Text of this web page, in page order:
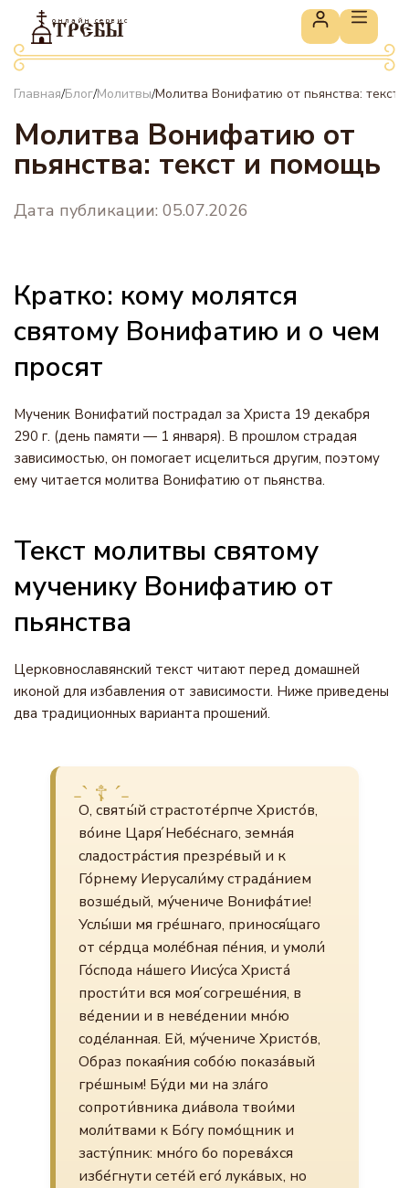
онлайн сервис
ТРЕБЫ
Главная/Блог/Молитвы/Молитва Вонифатию от пьянства: текст
Молитва Вонифатию от
пьянства: текст и помощь
Дата публикации: 05.07.2026
Кратко: кому молятся
святому Вонифатию и о чем
просят
Мученик Вонифатий пострадал за Христа 19 декабря
290 г. (день памяти — 1 января). В прошлом страдая
зависимостью, он помогает исцелиться другим, поэтому
ему читается молитва Вонифатию от пьянства.
Текст молитвы святому
мученику Вонифатию от
пьянства
Церковнославянский текст читают перед домашней
иконой для избавления от зависимости. Ниже приведены
два традиционных варианта прошений.
О, святы́й страстоте́рпче Христо́в,
во́ине Царя́ Небе́снаго, земна́я
сладостра́стия презре́вый и к
Го́рнему Иерусали́му страда́нием
возше́дый, му́чениче Вонифа́тие!
Услы́ши мя гре́шнаго, принося́щаго
от се́рдца моле́бная пе́ния, и умоли́
Го́спода на́шего Иису́са Христа́
прости́ти вся моя́ согреше́ния, в
ве́дении и в неве́дении мно́ю
соде́ланная. Ей, му́чениче Христо́в,
Образ покая́ния собо́ю показа́вый
гре́шным! Бу́ди ми на зла́го
сопроти́вника диа́вола твои́ми
моли́твами к Бо́гу помо́щник и
засту́пник: мно́го бо порева́хся
избе́гнути сете́й его́ лука́вых, но